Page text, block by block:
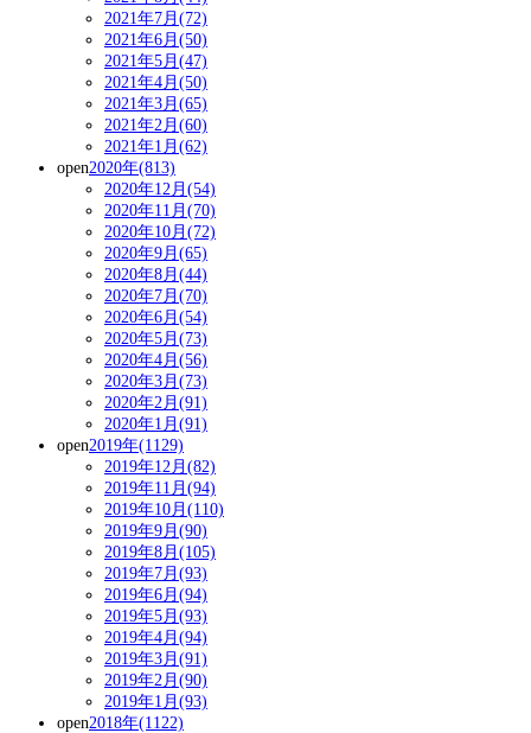
2021年7月(72)
2021年6月(50)
2021年5月(47)
2021年4月(50)
2021年3月(65)
2021年2月(60)
2021年1月(62)
open2020年(813)
2020年12月(54)
2020年11月(70)
2020年10月(72)
2020年9月(65)
2020年8月(44)
2020年7月(70)
2020年6月(54)
2020年5月(73)
2020年4月(56)
2020年3月(73)
2020年2月(91)
2020年1月(91)
open2019年(1129)
2019年12月(82)
2019年11月(94)
2019年10月(110)
2019年9月(90)
2019年8月(105)
2019年7月(93)
2019年6月(94)
2019年5月(93)
2019年4月(94)
2019年3月(91)
2019年2月(90)
2019年1月(93)
open2018年(1122)